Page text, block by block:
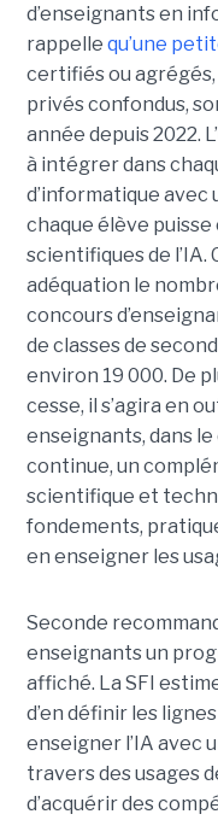
d’enseignants en
rappelle qu’une
certifiés ou
privés confondus,
année depuis 2022.
à intégrer dans
d’informatique avec
chaque élève
scientifiques de
adéquation le
concours
de classes de
environ 19 000. De
cesse, il s’agira en
enseignants, dans
continue, un
scientifique et
fondements,
en enseigner les
Seconde
enseignants un
affiché. La SFI
d’en définir les
enseigner l’IA avec
travers des usages
d’acquérir des